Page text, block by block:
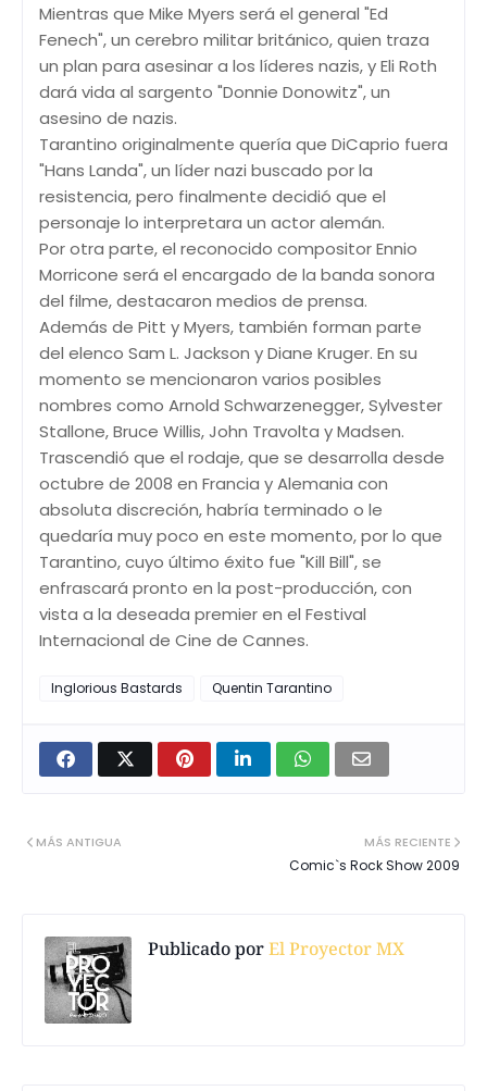
Mientras que Mike Myers será el general "Ed
Fenech", un cerebro militar británico, quien traza
un plan para asesinar a los líderes nazis, y Eli Roth
dará vida al sargento "Donnie Donowitz", un
asesino de nazis.
Tarantino originalmente quería que DiCaprio fuera
"Hans Landa", un líder nazi buscado por la
resistencia, pero finalmente decidió que el
personaje lo interpretara un actor alemán.
Por otra parte, el reconocido compositor Ennio
Morricone será el encargado de la banda sonora
del filme, destacaron medios de prensa.
Además de Pitt y Myers, también forman parte
del elenco Sam L. Jackson y Diane Kruger. En su
momento se mencionaron varios posibles
nombres como Arnold Schwarzenegger, Sylvester
Stallone, Bruce Willis, John Travolta y Madsen.
Trascendió que el rodaje, que se desarrolla desde
octubre de 2008 en Francia y Alemania con
absoluta discreción, habría terminado o le
quedaría muy poco en este momento, por lo que
Tarantino, cuyo último éxito fue "Kill Bill", se
enfrascará pronto en la post-producción, con
vista a la deseada premier en el Festival
Internacional de Cine de Cannes.
Inglorious Bastards Quentin Tarantino
MÁS RECIENTE
Comic`s Rock Show 2009
MÁS ANTIGUA
Publicado porEl Proyector MX